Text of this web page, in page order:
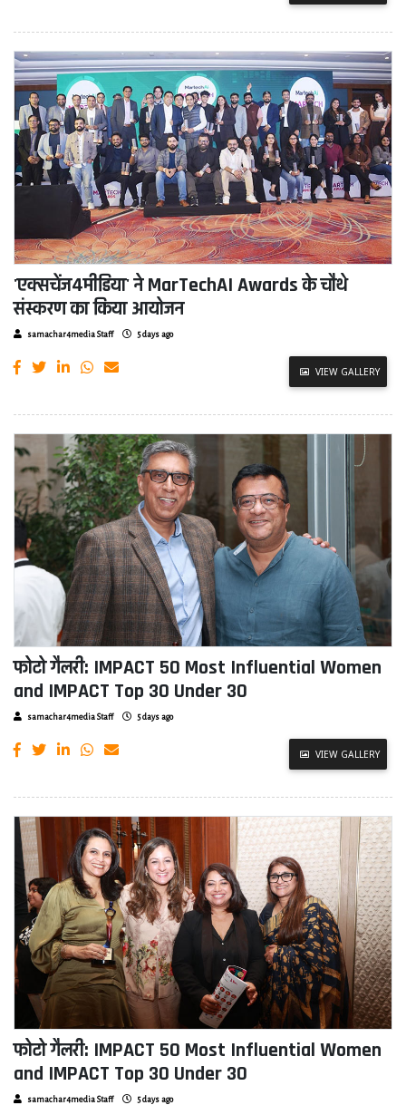
'एक्सचेंज4मीडिया' ने MarTechAI Awards के चौथे
संस्करण का किया आयोजन
samachar4media Staff 5 days ago
VIEW GALLERY
फोटो गैलरी: IMPACT 50 Most Influential Women
and IMPACT Top 30 Under 30
samachar4media Staff 5 days ago
VIEW GALLERY
फोटो गैलरी: IMPACT 50 Most Influential Women
and IMPACT Top 30 Under 30
samachar4media Staff 5 days ago